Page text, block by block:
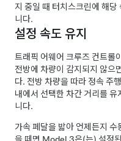
지 중일 때 터치스크린에 해당
니다.
설정 속도 유지
트래픽 어웨어 크루즈 컨트롤
전방에 차량이 감지되지 않으
다. 전방 차량을 따라 정속 주
내에서 선택한 차간 거리를
니다.
가속 페달을 밟아 언제든지
을 떼면 Model 3은(는) 설정